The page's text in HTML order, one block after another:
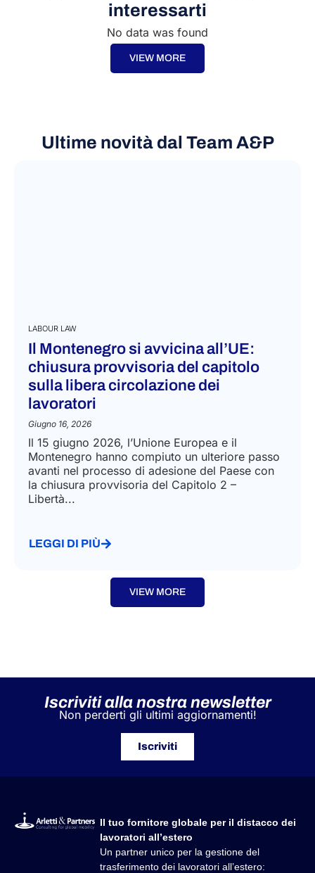
interessarti
No data was found
VIEW MORE
Ultime novità dal Team A&P
LABOUR LAW
Il Montenegro si avvicina all’UE:
chiusura provvisoria del capitolo
sulla libera circolazione dei
lavoratori
Giugno 16, 2026
Il 15 giugno 2026, l’Unione Europea e il
Montenegro hanno compiuto un ulteriore passo
avanti nel processo di adesione del Paese con
la chiusura provvisoria del Capitolo 2 –
Libertà...
LEGGI DI PIÙ
VIEW MORE
Iscriviti alla nostra newsletter
Non perderti gli ultimi aggiornamenti!
Iscriviti
Il tuo fornitore globale per il distacco dei
lavoratori all’estero
Un partner unico per la gestione del
trasferimento dei lavoratori all’estero: